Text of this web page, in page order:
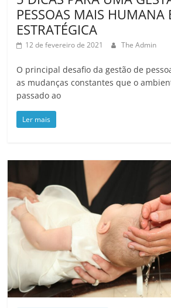
PESSOAS MAIS HUMANA
ESTRATÉGICA
12 de fevereiro de 2021 The Admin
O principal desafio da gestão de
as mudanças constantes que o
passado ao
Ler mais